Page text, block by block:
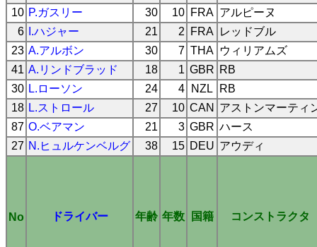
10 P.ガスリー 30 10 FRA アルピーヌ
6
I.ハジャー 21 2 FRA レッドブル
23 A.アルボン 30 7 THA ウィリアムズ
41 A.リンドブラッド 18 1 GBR RB
30 L.ローソン 24 4 NZL
RB
18 L.ストロール 27 10 CAN
アストンマーティ
87 O.ベアマン 21 3 GBR ハース
27 N.ヒュルケンベルグ 38 15 DEU アウディ
No ドライバー 年齢 年数 国籍 コンストラクタ